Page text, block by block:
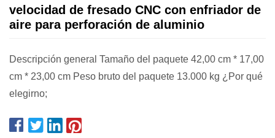
velocidad de fresado CNC con enfriador de
aire para perforación de aluminio
Descripción general Tamaño del paquete 42,00 cm * 17,00
cm * 23,00 cm Peso bruto del paquete 13.000 kg ¿Por qué
elegirno;